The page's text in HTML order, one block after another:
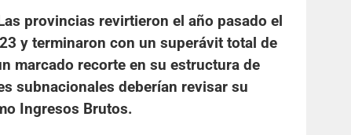
provincias revirtieron el año pasado el
y terminaron con un superávit total de
marcado recorte en su estructura de
subnacionales deberían revisar su
Ingresos Brutos.